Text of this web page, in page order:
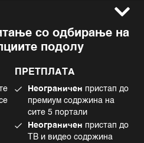
со одбирање на
подолу
ПРЕТПЛАТА
Неограничен пристап до
премиум содржина на
сите 5 портали
Неограничен пристап до
ТВ и видео содржина
Facebook
Instagram
Twitter
Tiktok